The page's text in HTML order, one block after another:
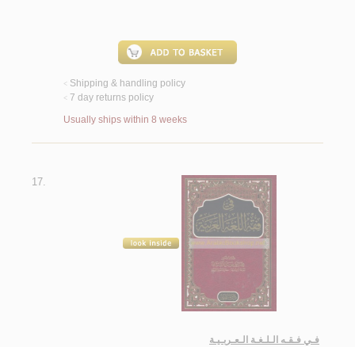
< Shipping & handling policy
< 7 day returns policy
Usually ships within 8 weeks
17.
فـي فـقـه الـلـغـة الـعـربـيـة